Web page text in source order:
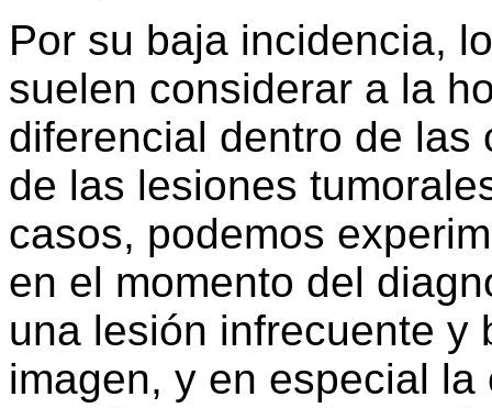
Por su baja incidencia,
suelen considerar a la
diferencial dentro de las
de las lesiones
casos, podemos
en el momento del
una lesión infrecuente y
imagen, y en especial